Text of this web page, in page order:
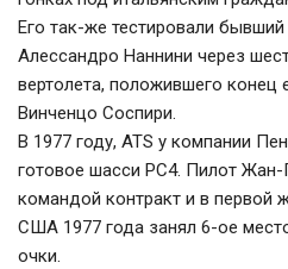
Его так-же тестировали
Алессандро Наннини через
вертолета, положившего конец
Винченцо Соспири.
В 1977 году, ATS у компании
готовое шасси PC4. Пилот
командой контракт и в первой
США 1977 года занял 6-ое
очки.